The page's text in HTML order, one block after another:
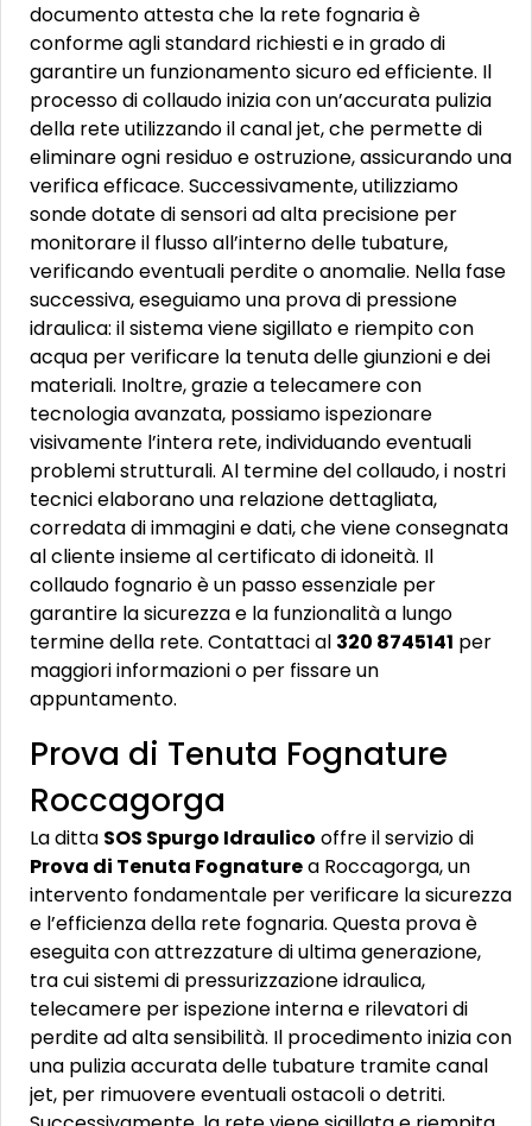
documento attesta che la rete fognaria è
conforme agli standard richiesti e in grado di
garantire un funzionamento sicuro ed efficiente. Il
processo di collaudo inizia con un’accurata pulizia
della rete utilizzando il canal jet, che permette di
eliminare ogni residuo e ostruzione, assicurando una
verifica efficace. Successivamente, utilizziamo
sonde dotate di sensori ad alta precisione per
monitorare il flusso all’interno delle tubature,
verificando eventuali perdite o anomalie. Nella fase
successiva, eseguiamo una prova di pressione
idraulica: il sistema viene sigillato e riempito con
acqua per verificare la tenuta delle giunzioni e dei
materiali. Inoltre, grazie a telecamere con
tecnologia avanzata, possiamo ispezionare
visivamente l’intera rete, individuando eventuali
problemi strutturali. Al termine del collaudo, i nostri
tecnici elaborano una relazione dettagliata,
corredata di immagini e dati, che viene consegnata
al cliente insieme al certificato di idoneità. Il
collaudo fognario è un passo essenziale per
garantire la sicurezza e la funzionalità a lungo
termine della rete. Contattaci al 320 8745141 per
maggiori informazioni o per fissare un
appuntamento.
Prova di Tenuta Fognature
Roccagorga
La ditta SOS Spurgo Idraulico offre il servizio di
Prova di Tenuta Fognaturea Roccagorga, un
intervento fondamentale per verificare la sicurezza
e l’efficienza della rete fognaria. Questa prova è
eseguita con attrezzature di ultima generazione,
tra cui sistemi di pressurizzazione idraulica,
telecamere per ispezione interna e rilevatori di
perdite ad alta sensibilità. Il procedimento inizia con
una pulizia accurata delle tubature tramite canal
jet, per rimuovere eventuali ostacoli o detriti.